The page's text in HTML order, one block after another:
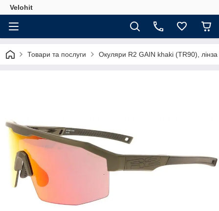
Velohit
Товари та послуги Окуляри R2 GAIN khaki (TR90),